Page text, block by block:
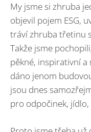
My jsme si zhruba
objevil pojem ESG,
tráví zhruba třetinu
Takže jsme
pěkné, inspirativní
dáno jenom
jsou dnes
pro odpočinek,